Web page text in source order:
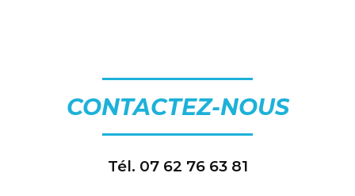
CONTACTEZ-NOUS
Tél. 07 62 76 63 81